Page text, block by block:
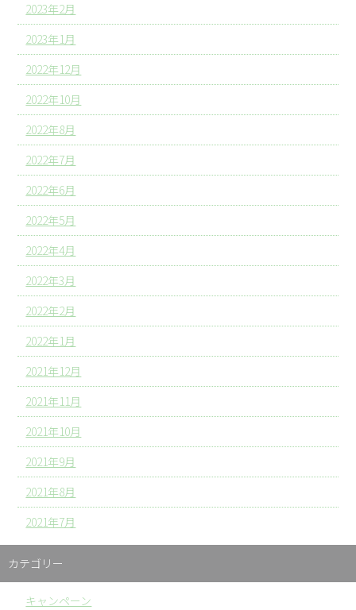
2023年2月
2023年1月
2022年12月
2022年10月
2022年8月
2022年7月
2022年6月
2022年5月
2022年4月
2022年3月
2022年2月
2022年1月
2021年12月
2021年11月
2021年10月
2021年9月
2021年8月
2021年7月
カテゴリー
キャンペーン